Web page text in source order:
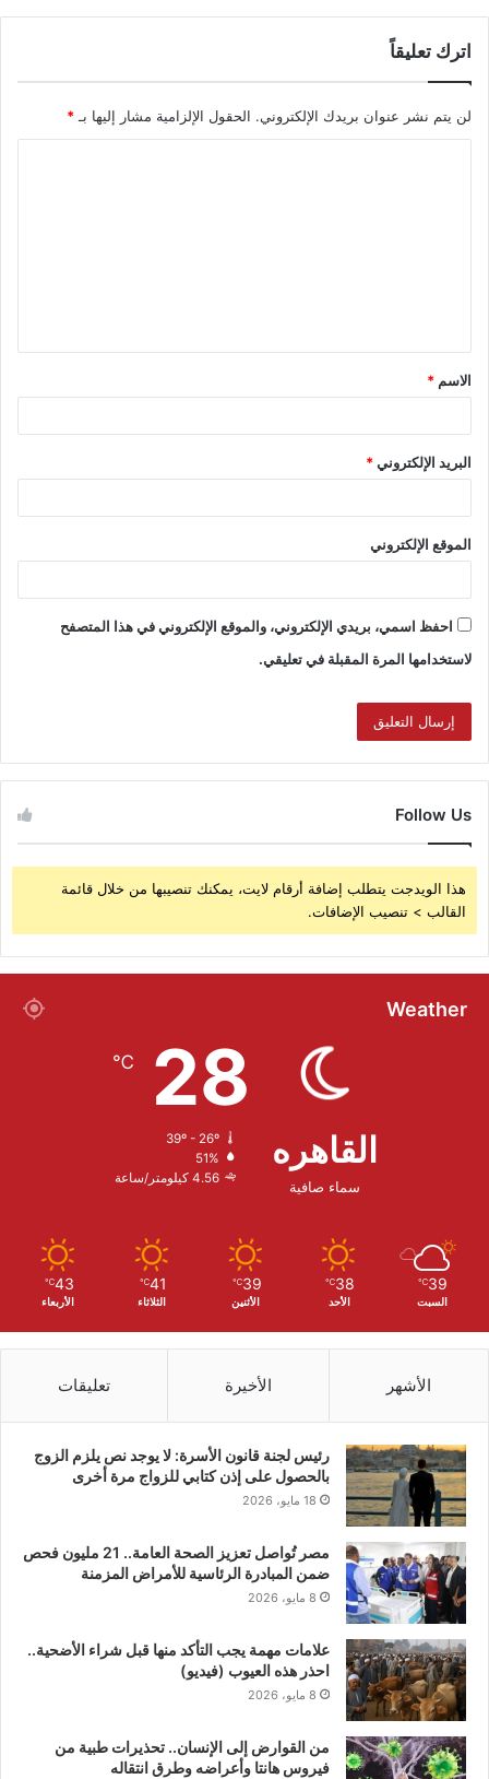
اترك تعليقاً
لن يتم نشر عنوان بريدك الإلكتروني. الحقول الإلزامية مشار إليها بـ*
الاسم *
البريد الإلكتروني*
الموقع الإلكتروني
احفظ اسمي، بريدي الإلكتروني، والموقع الإلكتروني في هذا المتصفح
لاستخدامها المرة المقبلة في تعليقي.
Follow Us
هذا الويدجت يتطلب إضافة أرقام لايت، يمكنك تنصيبها من خلال قائمة
القالب > تنصيب الإضافات.
Weather
القاهره
سماء صافية
28
℃
39º - 26º
51%
4.56 كيلومتر/ساعة
39
℃
السبت
38
℃
الأحد
39
℃
الأثنين
41
℃
الثلاثاء
43
℃
الأربعاء
الأشهر الأخيرة تعليقات
رئيس لجنة قانون الأسرة: لا يوجد نص يلزم الزوج
بالحصول على إذن كتابي للزواج مرة أخرى
18 مايو، 2026
مصر تُواصل تعزيز الصحة العامة.. 21 مليون فحص
ضمن المبادرة الرئاسية للأمراض المزمنة
8 مايو، 2026
علامات مهمة يجب التأكد منها قبل شراء الأضحية..
احذر هذه العيوب (فيديو)
8 مايو، 2026
من القوارض إلى الإنسان.. تحذيرات طبية من
فيروس هانتا وأعراضه وطرق انتقاله